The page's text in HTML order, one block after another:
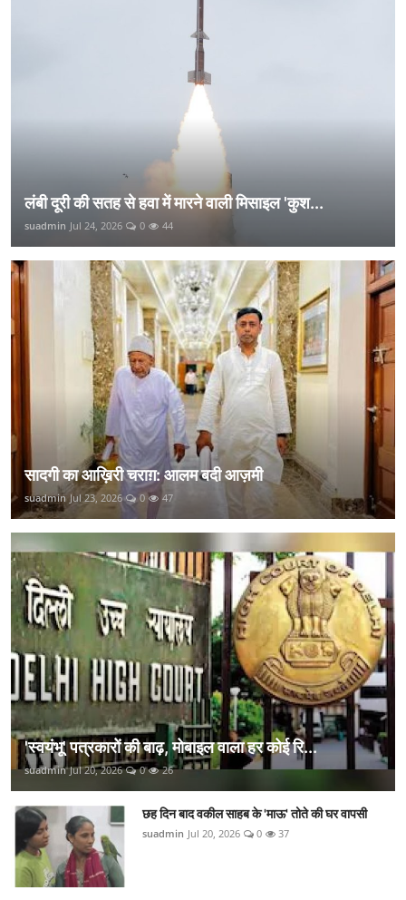
लंबी दूरी की सतह से हवा में मारने वाली मिसाइल 'कुश...
suadmin Jul 24, 2026 0 44
सादगी का आख़िरी चराग़: आलम बदी आज़मी
suadmin Jul 23, 2026 0 47
'स्वयंभू' पत्रकारों की बाढ़, मोबाइल वाला हर कोई रि...
suadmin Jul 20, 2026 0 26
छह दिन बाद वकील साहब के 'माऊ' तोते की घर वापसी
suadmin Jul 20, 2026 0 37